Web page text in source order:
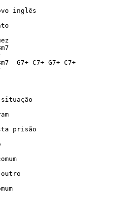
inglês
C7+ G7+ C7+
situação
prisão
outro